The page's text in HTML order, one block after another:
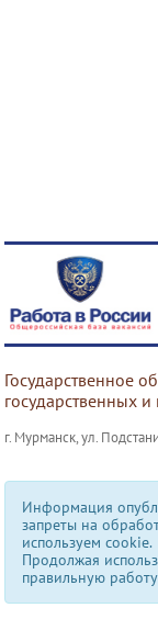
Государственное
государственных
г. Мурманск, ул.
Информация
запреты на
используем сookie.
Продолжая
правильную